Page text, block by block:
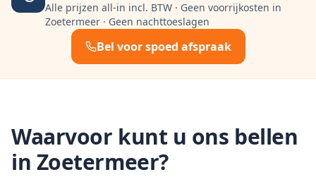
Alle prijzen all-in incl. BTW · Geen voorrijkosten in
Zoetermeer · Geen nachttoeslagen
Bel voor spoed afspraak
Waarvoor kunt u ons bellen
in Zoetermeer?